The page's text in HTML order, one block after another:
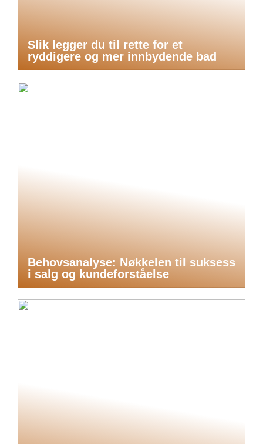
Slik legger du til rette for et
ryddigere og mer innbydende bad
Behovsanalyse: Nøkkelen til suksess
i salg og kundeforståelse